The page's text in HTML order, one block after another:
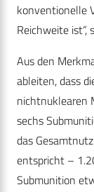
konventionelle
Reichweite ist“,
Aus den
ableiten, dass
nichtnuklearen
sechs
das
entspricht –
Submunition